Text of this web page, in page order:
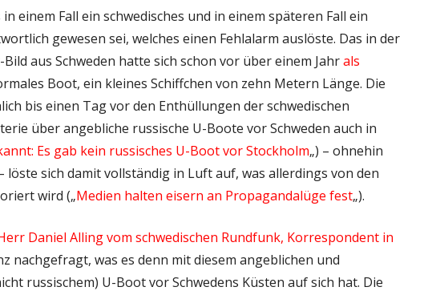
einem Fall ein schwedisches und in einem späteren Fall ein
gewesen sei, welches einen Fehlalarm auslöste. Das in der
aus Schweden hatte sich schon vor über einem Jahrals
Boot, ein kleines Schiffchen von zehn Metern Länge. Die
bis einen Tag vor den Enthüllungen der schwedischen
über angebliche russische U-Boote vor Schweden auch in
Es gab kein russisches U-Boot vor Stockholm„) – ohnehin
sich damit vollständig in Luft auf, was allerdings von den
wird („Medien halten eisern an Propagandalüge fest„).
Daniel Alling vom schwedischen Rundfunk, Korrespondent in
nachgefragt, was es denn mit diesem angeblichen und
russischem) U-Boot vor Schwedens Küsten auf sich hat. Die